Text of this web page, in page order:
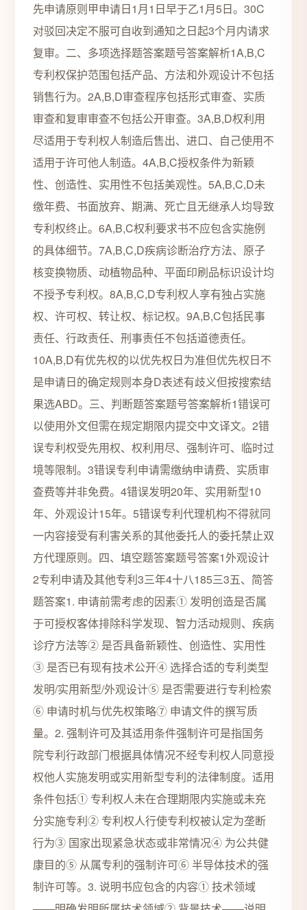
先申请原则甲申请日1月1日早于乙1月5日。30C
对驳回决定不服可自收到通知之日起3个月内请求
复审。二、多项选择题答案题号答案解析1A,B,C
专利权保护范围包括产品、方法和外观设计不包括
销售行为。2A,B,D审查程序包括形式审查、实质
审查和复审审查不包括公开审查。3A,B,D权利用
尽适用于专利权人制造后售出、进口、自己使用不
适用于许可他人制造。4A,B,C授权条件为新颖
性、创造性、实用性不包括美观性。5A,B,C,D未
缴年费、书面放弃、期满、死亡且无继承人均导致
专利权终止。6A,B,C权利要求书不应包含实施例
的具体细节。7A,B,C,D疾病诊断治疗方法、原子
核变换物质、动植物品种、平面印刷品标识设计均
不授予专利权。8A,B,C,D专利权人享有独占实施
权、许可权、转让权、标记权。9A,B,C包括民事
责任、行政责任、刑事责任不包括道德责任。
10A,B,D有优先权的以优先权日为准但优先权日不
是申请日的确定规则本身D表述有歧义但按搜索结
果选ABD。三、判断题答案题号答案解析1错误可
以使用外文但需在规定期限内提交中文译文。2错
误专利权受先用权、权利用尽、强制许可、临时过
境等限制。3错误专利申请需缴纳申请费、实质审
查费等并非免费。4错误发明20年、实用新型10
年、外观设计15年。5错误专利代理机构不得就同
一内容接受有利害关系的其他委托人的委托禁止双
方代理原则。四、填空题答案题号答案1外观设计
2专利申请及其他专利3三年4十八185三3五、简答
题答案1. 申请前需考虑的因素① 发明创造是否属
于可授权客体排除科学发现、智力活动规则、疾病
诊疗方法等② 是否具备新颖性、创造性、实用性
③ 是否已有现有技术公开④ 选择合适的专利类型
发明/实用新型/外观设计⑤ 是否需要进行专利检索
⑥ 申请时机与优先权策略⑦ 申请文件的撰写质
量。2. 强制许可及其适用条件强制许可是指国务
院专利行政部门根据具体情况不经专利权人同意授
权他人实施发明或实用新型专利的法律制度。适用
条件包括① 专利权人未在合理期限内实施或未充
分实施专利② 专利权人行使专利权被认定为垄断
行为③ 国家出现紧急状态或非常情况④ 为公共健
康目的⑤ 从属专利的强制许可⑥ 半导体技术的强
制许可等。3. 说明书应包含的内容① 技术领域